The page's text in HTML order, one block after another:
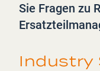
Sie Fragen zu
Industry